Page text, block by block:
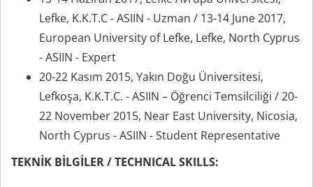
Lefke, K.K.T.C - ASIIN - Uzman / 13-14 June 2017,
European University of Lefke, Lefke, North Cyprus
- ASIIN - Expert
20-22 Kasım 2015, Yakın Doğu Üniversitesi,
Lefkoşa, K.K.T.C. - ASIIN – Öğrenci Temsilciliği / 20-
22 November 2015, Near East University, Nicosia,
North Cyprus - ASIIN - Student Representative
TEKNİK BİLGİLER / TECHNICAL SKILLS: